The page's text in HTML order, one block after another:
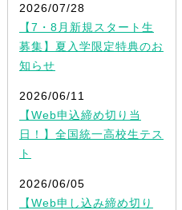
2026/07/28
【7・8月新規スタート生
募集】夏入学限定特典のお
知らせ
2026/06/11
【Web申込締め切り当
日！】全国統一高校生テス
ト
2026/06/05
【Web申し込み締め切り